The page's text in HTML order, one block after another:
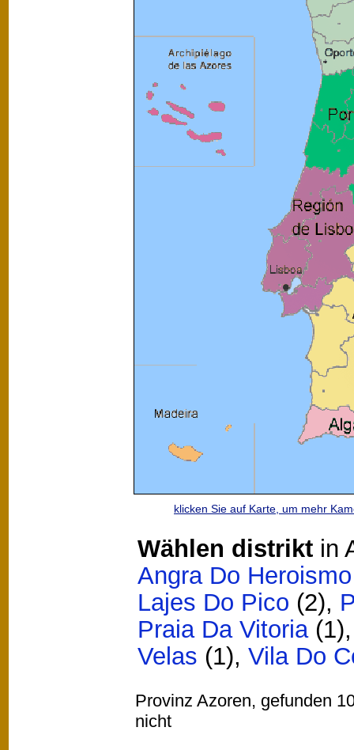
klicken Sie auf Karte, um mehr
Wählen distrikt in
Angra Do Heroismo
Lajes Do Pico (2),
Praia Da Vitoria(1)
Velas (1), Vila Do
Provinz Azoren, gefunden
nicht